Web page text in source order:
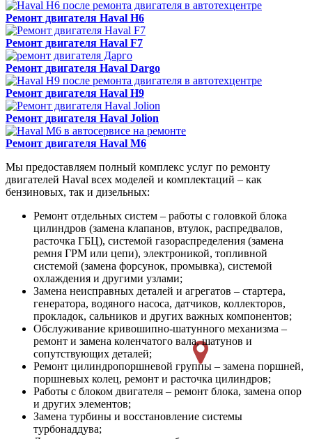
Ремонт двигателя Haval H6
Ремонт двигателя Haval F7
Ремонт двигателя Haval Dargo
Ремонт двигателя Haval H9
Ремонт двигателя Haval Jolion
Ремонт двигателя Haval M6
Мы предоставляем полный комплекс услуг по ремонту
двигателей Haval всех моделей и комплектаций – как
бензиновых, так и дизельных:
Ремонт отдельных систем – работы с головкой блока
цилиндров (замена клапанов, втулок, распредвалов,
расточка ГБЦ), системой газораспределения (замена
ремня ГРМ или цепи), электроникой, топливной
системой (замена форсунок, промывка), системой
охлаждения и другими узлами;
Замена неисправных деталей и агрегатов – стартера,
генератора, водяного насоса, датчиков, коллекторов,
прокладок, сальников и других важных компонентов;
Обслуживание кривошипно-шатунного механизма –
ремонт и замена коленчатого вала, шатунов и
сопутствующих деталей;
Ремонт цилиндропоршневой группы – замена поршней,
поршневых колец, ремонт и расточка цилиндров;
Работы с блоком двигателя – ремонт блока, замена опор
и других элементов;
Замена турбины и восстановление системы
турбонаддува;